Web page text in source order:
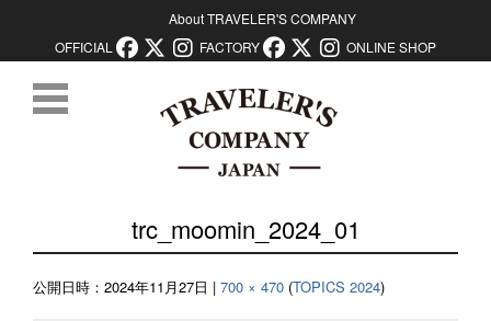
About TRAVELER'S COMPANY
OFFICIAL
FACTORY ONLINE SHOP
trc_moomin_2024_01
公開日時： 2024年11月27日 | 700 × 470 (TOPICS 2024)